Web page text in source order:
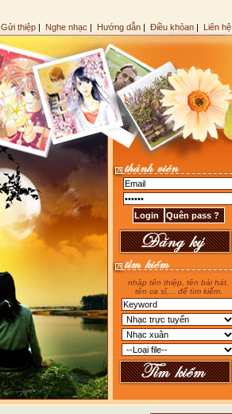
Gửi thiệp | Nghe nhạc | Hướng dẫn | Điều khỏan | Liên hệ
nhập tên thiệp, tên bài hát,
tên ca sĩ,... để tìm kiếm.